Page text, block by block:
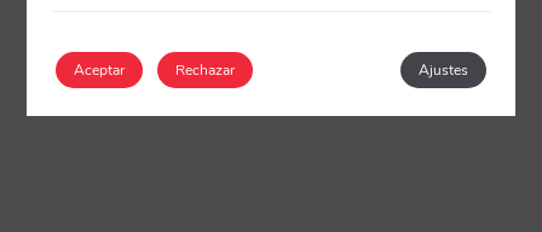
Aceptar Ajustes
Rechazar